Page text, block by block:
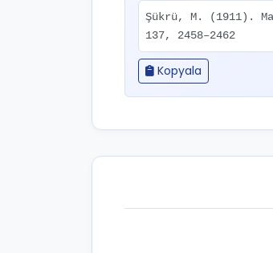
Şükrü, M. (1911).
137, 2458–2462
Kopyala